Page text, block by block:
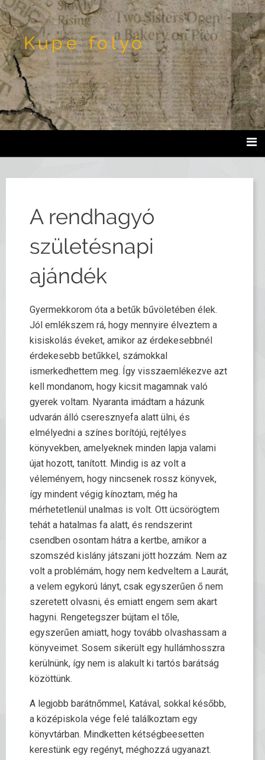
Kupe folyó
A rendhagyó
születésnapi
ajándék
Gyermekkorom óta a betűk bűvöletében élek.
Jól emlékszem rá, hogy mennyire élveztem a
kisiskolás éveket, amikor az érdekesebbnél
érdekesebb betűkkel, számokkal
ismerkedhettem meg. Így visszaemlékezve azt
kell mondanom, hogy kicsit magamnak való
gyerek voltam. Nyaranta imádtam a házunk
udvarán álló cseresznyefa alatt ülni, és
elmélyedni a színes borítójú, rejtélyes
könyvekben, amelyeknek minden lapja valami
újat hozott, tanított. Mindig is az volt a
véleményem, hogy nincsenek rossz könyvek,
így mindent végig kínoztam, még ha
mérhetetlenül unalmas is volt. Ott ücsörögtem
tehát a hatalmas fa alatt, és rendszerint
csendben osontam hátra a kertbe, amikor a
szomszéd kislány játszani jött hozzám. Nem az
volt a problémám, hogy nem kedveltem a Laurát,
a velem egykorú lányt, csak egyszerűen ő nem
szeretett olvasni, és emiatt engem sem akart
hagyni. Rengetegszer bújtam el tőle,
egyszerűen amiatt, hogy tovább olvashassam a
könyveimet. Sosem sikerült egy hullámhosszra
kerülnünk, így nem is alakult ki tartós barátság
közöttünk.
A legjobb barátnőmmel, Katával, sokkal később,
a középiskola vége felé találkoztam egy
könyvtárban. Mindketten kétségbeesetten
kerestünk egy regényt, méghozzá ugyanazt.